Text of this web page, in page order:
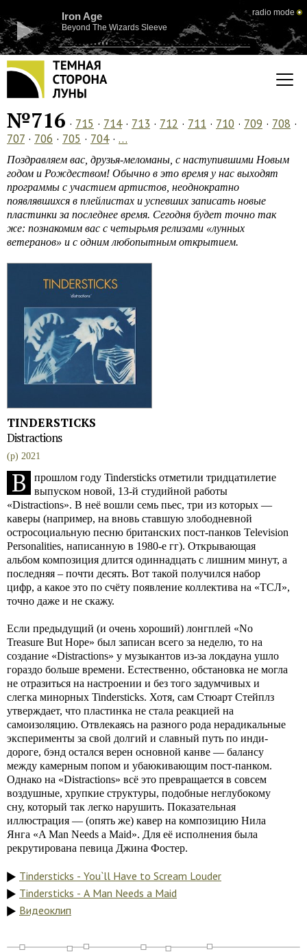
Iron Age
Beyond The Wizards Sleeve
radio mode
№716 · 715 · 714· 713 · 712 · 711 · 710 · 709 · 708 ·
707 · 706 · 705 · 704· …
Поздравляем вас, друзья-меломаны, с наступившими Новым
годом и Рождеством! Обычно в это время у нас выходят
программы с участием артистов, неоднократно
появлявшихся в плейлистах и успевших записать новые
пластинки за последнее время. Сегодня будет точно так
же: познакомим вас с четырьмя релизами «лунных
ветеранов» и с одним любопытным открытием.
TINDERSTICKS
Distractions
(p) 2021
В
прошлом году Tindersticks отметили тридцатилетие
выпуском новой, 13-й студийной работы
«Distractions». В неё вошли семь пьес, три из которых —
каверы (например, на вновь ставшую злободневной
остросоциальную песню британских пост-панков Television
Personalities, написанную в 1980-е гг). Открывающая
альбом композиция длится одиннадцать с лишним минут, а
последняя – почти десять. Вот такой получился набор
цифр, а какое это по счёту появление коллектива на «ТСЛ»,
точно даже и не скажу.
Если предыдущий (и очень хороший) лонгплей «No
Treasure But Hope» был записан всего за неделю, то на
создание «Distractions» у музыкантов из-за локдауна ушло
гораздо больше времени. Естественно, обстановка не могла
не отразиться на настроении и без того задумчивых и
слегка минорных Tindersticks. Хотя, сам Стюарт Стейплз
утверждает, что пластинка не стала реакцией на
самоизоляцию. Отвлекаясь на разного рода нерадикальные
эксперименты за свой долгий и славный путь по инди-
дороге, бэнд остался верен основной канве — балансу
между камерным попом и убаюкивающим пост-панком.
Однако на «Distractions» всё это превращается в совсем
воздушные, хрупкие структуры, подобные неглубокому
сну, который так легко нарушить. Показательная
иллюстрация — (опять же) кавер на композицию Нила
Янга «A Man Needs a Maid». Для её исполнения была
рекрутирована певица Джина Фостер.
Tindersticks - You`ll Have to Scream Louder
Tindersticks - A Man Needs a Maid
Видеоклип